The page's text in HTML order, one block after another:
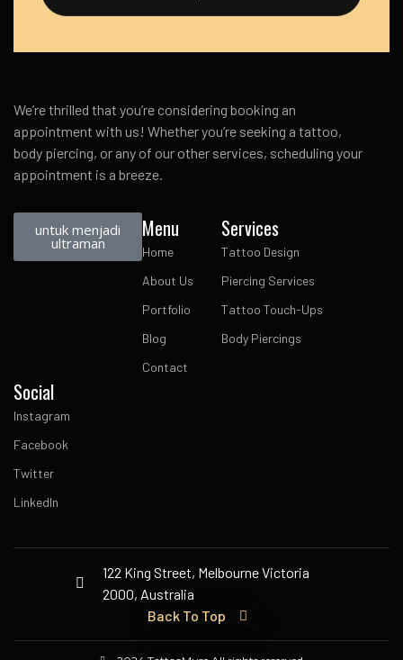
We’re thrilled that you’re considering booking an
appointment with us! Whether you’re seeking a tattoo,
body piercing, or any of our other services, scheduling your
appointment is a breeze.
untuk menjadi
ultraman
Menu
Home
About Us
Portfolio
Blog
Contact
Services
Tattoo Design
Piercing Services
Tattoo Touch-Ups
Body Piercings
Social
Instagram
Facebook
Twitter
LinkedIn
122 King Street, Melbourne Victoria
2000, Australia
Back To Top